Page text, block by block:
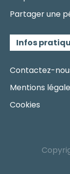
Partager une
Infos
Contactez-
Mentions
Cookies